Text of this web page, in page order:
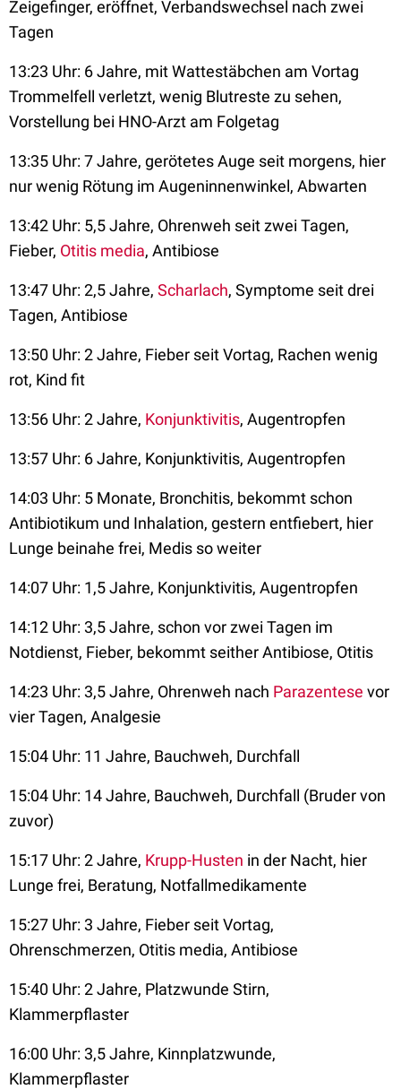
Zeigefinger, eröffnet, Verbandswechsel nach zwei
Tagen
13:23 Uhr: 6 Jahre, mit Wattestäbchen am Vortag
Trommelfell verletzt, wenig Blutreste zu sehen,
Vorstellung bei HNO-Arzt am Folgetag
13:35 Uhr: 7 Jahre, gerötetes Auge seit morgens, hier
nur wenig Rötung im Augeninnenwinkel, Abwarten
13:42 Uhr: 5,5 Jahre, Ohrenweh seit zwei Tagen,
Fieber, Otitis media, Antibiose
13:47 Uhr: 2,5 Jahre, Scharlach, Symptome seit drei
Tagen, Antibiose
13:50 Uhr: 2 Jahre, Fieber seit Vortag, Rachen wenig
rot, Kind fit
13:56 Uhr: 2 Jahre, Konjunktivitis, Augentropfen
13:57 Uhr: 6 Jahre, Konjunktivitis, Augentropfen
14:03 Uhr: 5 Monate, Bronchitis, bekommt schon
Antibiotikum und Inhalation, gestern entfiebert, hier
Lunge beinahe frei, Medis so weiter
14:07 Uhr: 1,5 Jahre, Konjunktivitis, Augentropfen
14:12 Uhr: 3,5 Jahre, schon vor zwei Tagen im
Notdienst, Fieber, bekommt seither Antibiose, Otitis
14:23 Uhr: 3,5 Jahre, Ohrenweh nach Parazentese vor
vier Tagen, Analgesie
15:04 Uhr: 11 Jahre, Bauchweh, Durchfall
15:04 Uhr: 14 Jahre, Bauchweh, Durchfall (Bruder von
zuvor)
15:17 Uhr: 2 Jahre, Krupp-Husten in der Nacht, hier
Lunge frei, Beratung, Notfallmedikamente
15:27 Uhr: 3 Jahre, Fieber seit Vortag,
Ohrenschmerzen, Otitis media, Antibiose
15:40 Uhr: 2 Jahre, Platzwunde Stirn,
Klammerpflaster
16:00 Uhr: 3,5 Jahre, Kinnplatzwunde,
Klammerpflaster